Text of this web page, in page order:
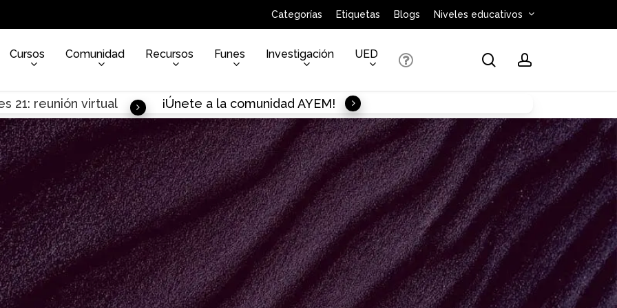
Categorías Etiquetas Blogs Niveles educativos
Cursos Comunidad Recursos Funes Investigación UED searchaccount
21: reunión virtual ¡Únete a la comunidad AYEM!